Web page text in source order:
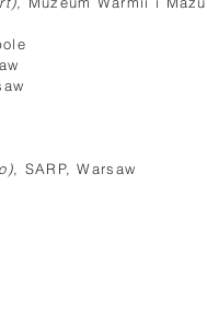
, SARP, Warsaw